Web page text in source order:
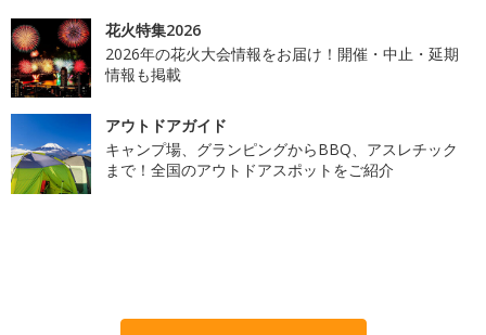
花火特集2026
2026年の花火大会情報をお届け！開催・中止・延期
情報も掲載
アウトドアガイド
キャンプ場、グランピングからBBQ、アスレチック
まで！全国のアウトドアスポットをご紹介